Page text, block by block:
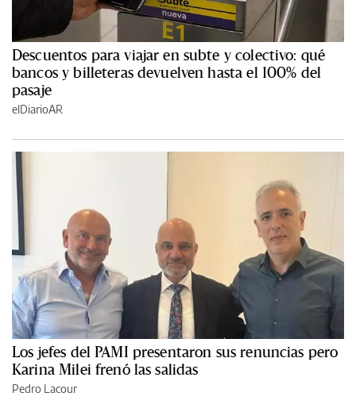
Descuentos para viajar en subte y colectivo: qué
bancos y billeteras devuelven hasta el 100% del
pasaje
elDiarioAR
Los jefes del PAMI presentaron sus renuncias pero
Karina Milei frenó las salidas
Pedro Lacour